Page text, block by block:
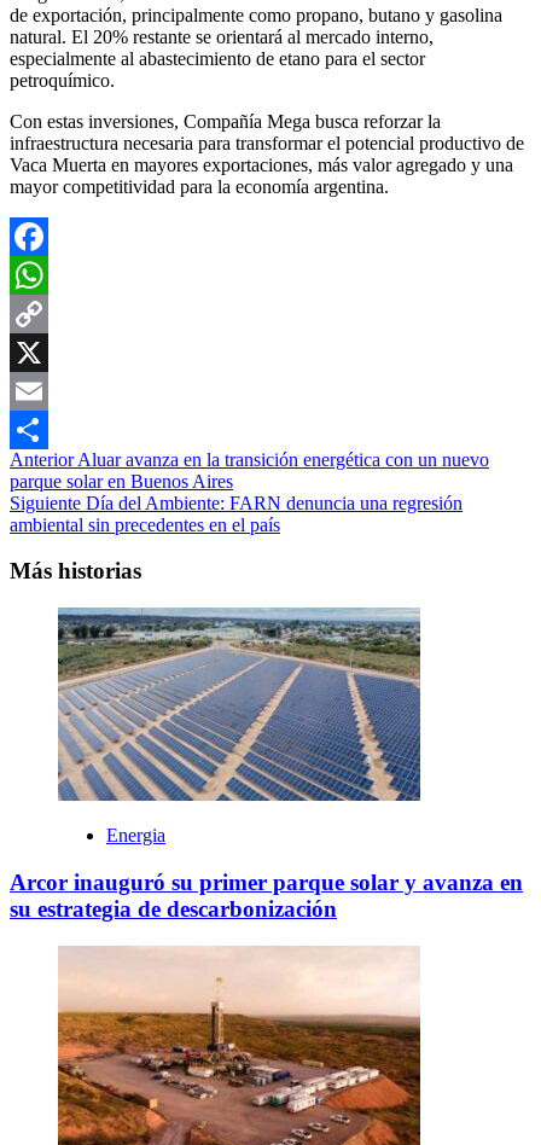
de exportación, principalmente como propano, butano y gasolina
natural. El 20% restante se orientará al mercado interno,
especialmente al abastecimiento de etano para el sector
petroquímico.
Con estas inversiones, Compañía Mega busca reforzar la
infraestructura necesaria para transformar el potencial productivo de
Vaca Muerta en mayores exportaciones, más valor agregado y una
mayor competitividad para la economía argentina.
Facebook
WhatsApp
Copy
Link
X
Email
Compartir
Navegación
de
entradas
AnteriorAluar avanza en la transición energética con un nuevo
parque solar en Buenos Aires
Siguiente Día del Ambiente: FARN denuncia una regresión
ambiental sin precedentes en el país
Más historias
Energia
Arcor inauguró su primer parque solar y avanza en
su estrategia de descarbonización